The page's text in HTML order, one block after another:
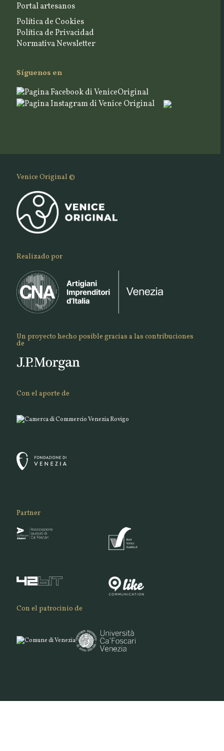
Portal artesanos
Política de Cookies
Política de Privacidad
Normativa Newsletter
Síguenos en
Venice Original ©
Realizado por
Un proyecto hecho posible gracias a las contribuciones
de
Con el aporte de
Partner
Con el patrocinio de